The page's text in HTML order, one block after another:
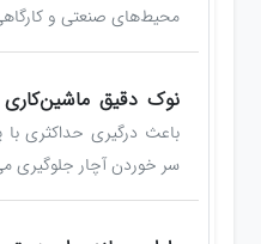
محیط‌های صنعتی و
نوک دقیق
باعث درگیری حداکثری
سر خوردن آچار جلوگیری